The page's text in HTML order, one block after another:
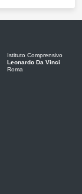
Istituto Comprensivo
Leonardo Da Vinci
Roma